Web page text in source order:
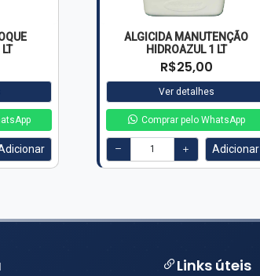
ALGICIDA MANUTENÇÃO
HIDROAZUL 1 LT
R$25,00
Ver detalhes
Comprar pelo WhatsApp
Adicionar
Links úteis